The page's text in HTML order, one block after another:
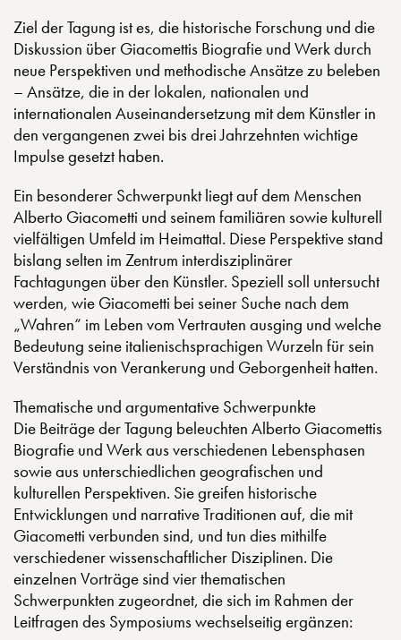
Ziel der Tagung ist es, die historische Forschung und die
Diskussion über Giacomettis Biografie und Werk durch
neue Perspektiven und methodische Ansätze zu beleben
– Ansätze, die in der lokalen, nationalen und
internationalen Auseinandersetzung mit dem Künstler in
den vergangenen zwei bis drei Jahrzehnten wichtige
Impulse gesetzt haben.
Ein besonderer Schwerpunkt liegt auf dem Menschen
Alberto Giacometti und seinem familiären sowie kulturell
vielfältigen Umfeld im Heimattal. Diese Perspektive stand
bislang selten im Zentrum interdisziplinärer
Fachtagungen über den Künstler. Speziell soll untersucht
werden, wie Giacometti bei seiner Suche nach dem
„Wahren“ im Leben vom Vertrauten ausging und welche
Bedeutung seine italienischsprachigen Wurzeln für sein
Verständnis von Verankerung und Geborgenheit hatten.
Thematische und argumentative Schwerpunkte
Die Beiträge der Tagung beleuchten Alberto Giacomettis
Biografie und Werk aus verschiedenen Lebensphasen
sowie aus unterschiedlichen geografischen und
kulturellen Perspektiven. Sie greifen historische
Entwicklungen und narrative Traditionen auf, die mit
Giacometti verbunden sind, und tun dies mithilfe
verschiedener wissenschaftlicher Disziplinen. Die
einzelnen Vorträge sind vier thematischen
Schwerpunkten zugeordnet, die sich im Rahmen der
Leitfragen des Symposiums wechselseitig ergänzen: